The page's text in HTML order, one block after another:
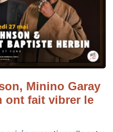
Minino Garay
ont fait vibrer le